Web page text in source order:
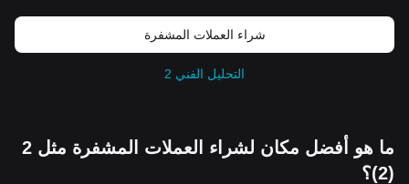
شراء العملات المشفرة
التحليل الفني 2
ما هو أفضل مكان لشراء العملات المشفرة مثل 2
(2)؟